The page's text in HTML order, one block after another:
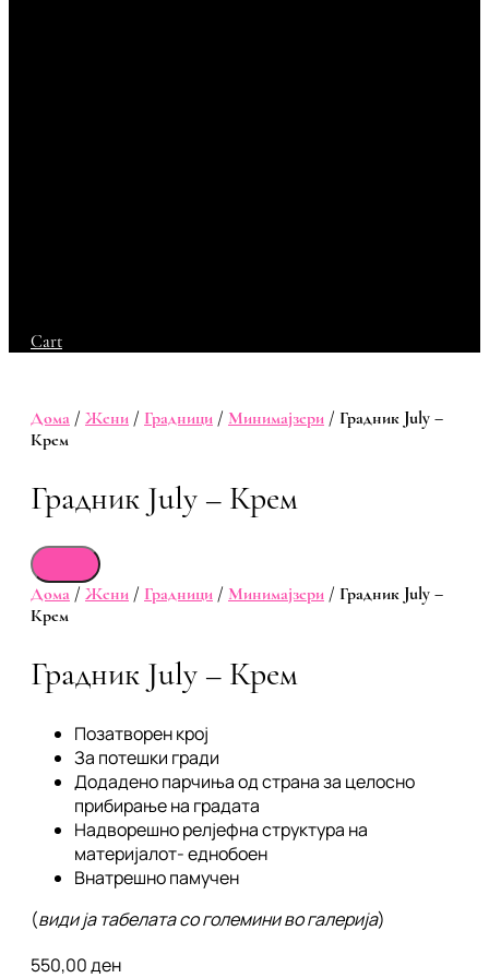
Cart
Дома / Жени / Градници / Минимајзери / Градник July –
Крем
Градник July – Крем
Дома / Жени / Градници / Минимајзери / Градник July –
Крем
Градник July – Крем
Позатворен крој
За потешки гради
Додадено парчиња од страна за целосно
прибирање на градата
Надворешно релјефна структура на
материјалот- еднобоен
Внатрешно памучен
(види ја табелата со големини во галерија)
550,00ден